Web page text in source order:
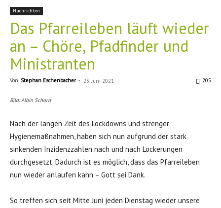
Nachrichten
Das Pfarreileben läuft wieder
an – Chöre, Pfadfinder und
Ministranten
Von Stephan Eschenbacher - 23. Juni 2021 205
Bild: Albin Schorn
Nach der langen Zeit des Lockdowns und strenger
Hygienemaßnahmen, haben sich nun aufgrund der stark
sinkenden Inzidenzzahlen nach und nach Lockerungen
durchgesetzt. Dadurch ist es möglich, dass das Pfarreileben
nun wieder anlaufen kann – Gott sei Dank.
So treffen sich seit Mitte Juni jeden Dienstag wieder unsere